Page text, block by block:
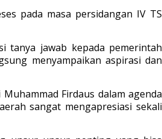
pada masa persidangan IV TS
tanya jawab kepada pemerintah
menyampaikan aspirasi dan
Firdaus dalam agenda
sangat mengapresiasi sekali